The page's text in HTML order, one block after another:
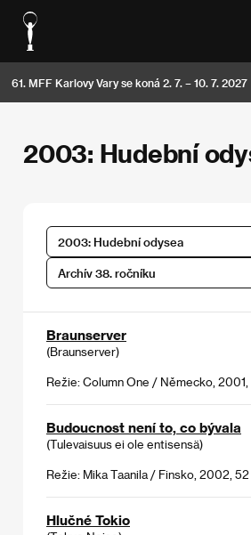
61. MFF Karlovy Vary se koná 2. 7. – 10. 7. 2027
2003: Hudební
2003: Hudební odysea
Archív 38. ročníku
Braunserver
(Braunserver)
Režie: Column One / Německo, 2001,
Budoucnost není to, co bývala
(Tulevaisuus ei ole entisensä)
Režie: Mika Taanila / Finsko, 2002, 52
Hlučné Tokio